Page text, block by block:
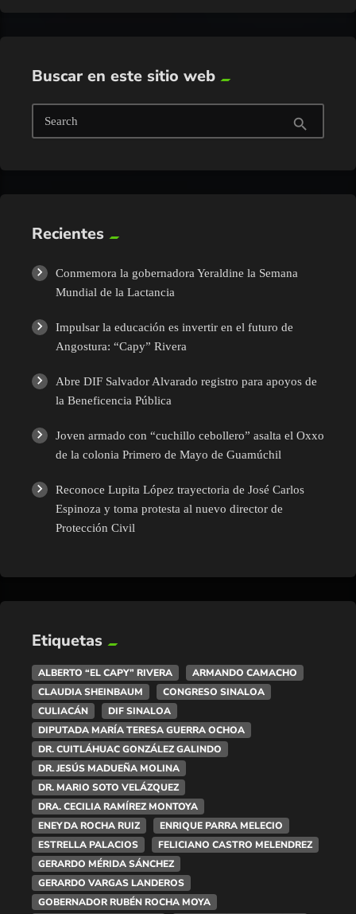
Buscar en este sitio web
Search search
Recientes
Conmemora la gobernadora Yeraldine la Semana
Mundial de la Lactancia
Impulsar la educación es invertir en el futuro de
Angostura: “Capy” Rivera
Abre DIF Salvador Alvarado registro para apoyos de
la Beneficencia Pública
Joven armado con “cuchillo cebollero” asalta el Oxxo
de la colonia Primero de Mayo de Guamúchil
Reconoce Lupita López trayectoria de José Carlos
Espinoza y toma protesta al nuevo director de
Protección Civil
Etiquetas
ALBERTO “EL CAPY” RIVERA
ARMANDO CAMACHO
CLAUDIA SHEINBAUM
CONGRESO SINALOA
CULIACÁN
DIF SINALOA
DIPUTADA MARÍA TERESA GUERRA OCHOA
DR. CUITLÁHUAC GONZÁLEZ GALINDO
DR. JESÚS MADUEÑA MOLINA
DR. MARIO SOTO VELÁZQUEZ
DRA. CECILIA RAMÍREZ MONTOYA
ENEYDA ROCHA RUIZ
ENRIQUE PARRA MELECIO
ESTRELLA PALACIOS
FELICIANO CASTRO MELENDREZ
GERARDO MÉRIDA SÁNCHEZ
GERARDO VARGAS LANDEROS
GOBERNADOR RUBÉN ROCHA MOYA